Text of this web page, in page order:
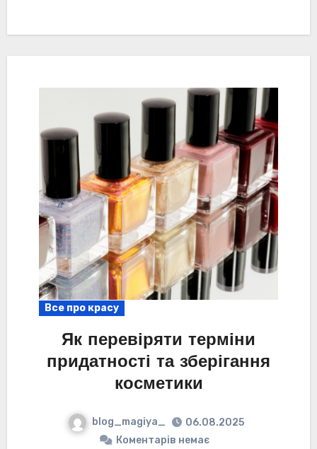
Все про красу
Як перевіряти терміни
придатності та зберігання
косметики
blog_magiya_
06.08.2025
Коментарів немає